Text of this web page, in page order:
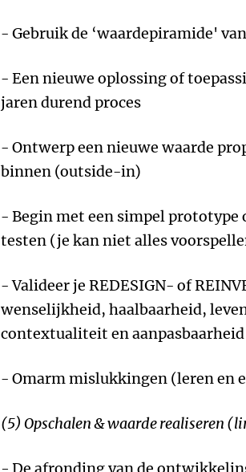
- Gebruik de ‘waardepiramide'
- Een nieuwe oplossing of
jaren durend proces
- Ontwerp een nieuwe waarde
binnen (outside-in)
- Begin met een simpel prototype
testen (je kan niet alles
- Valideer je REDESIGN- of
wenselijkheid, haalbaarheid,
contextualiteit en aanpasbaarheid
- Omarm mislukkingen (leren en
(5) Opschalen & waarde realiseren